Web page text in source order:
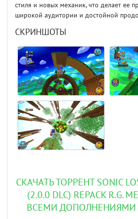
стиля и новых механик, что делает ее
широкой аудитории и достойной
СКРИНШОТЫ
СКАЧАТЬ ТОРРЕНТ SONIC
(2.0.0 DLC) REPACK R.G.
ВСЕМИ ДОПОЛНЕНИЯМИ